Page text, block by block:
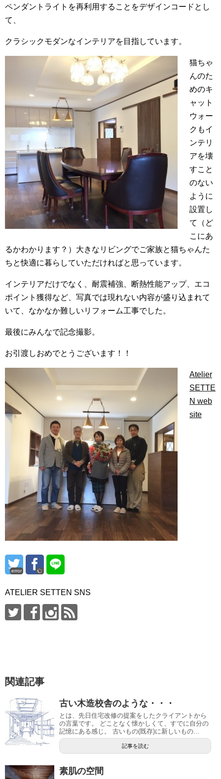
ペンダントライトを再利用することをデザインコードとし
て、
クラシックモダンなインテリアを目指しています。
猫ちゃ
んのた
めのキ
ャット
ウォー
クもイ
ンテリ
アを壊
すこと
のない
ように
設置し
て（ど
こにあ
るかわかります？）大きなリビングでご家族と猫ちゃんた
ちと快適に暮らしていただければと思っています。
インテリアだけでなく、耐震補強、断熱性能アップ、エコ
ポイント獲得など、写真では現れない内容が盛り込まれて
いて、なかなか難しいリフォーム工事でした。
最後にみんなで記念撮影。
お引渡しおめでとうございます！！
Atelier
SETTE
N web
site
error
ATELIER SETTEN SNS
関連記事
古い木造校舎のような・・・
とは、先日住宅改修の提案をしたクライアントから
の言葉です。 どことなく懐かしくて、すでに自分の
記憶にある感じ。 古いもの(既存)に新しいもの...
記事を読む
素肌の空間